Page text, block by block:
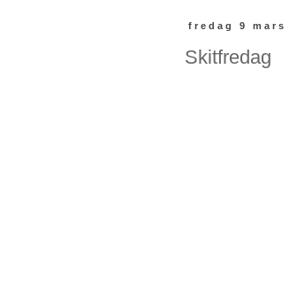
fredag 9 mars
Skitfredag